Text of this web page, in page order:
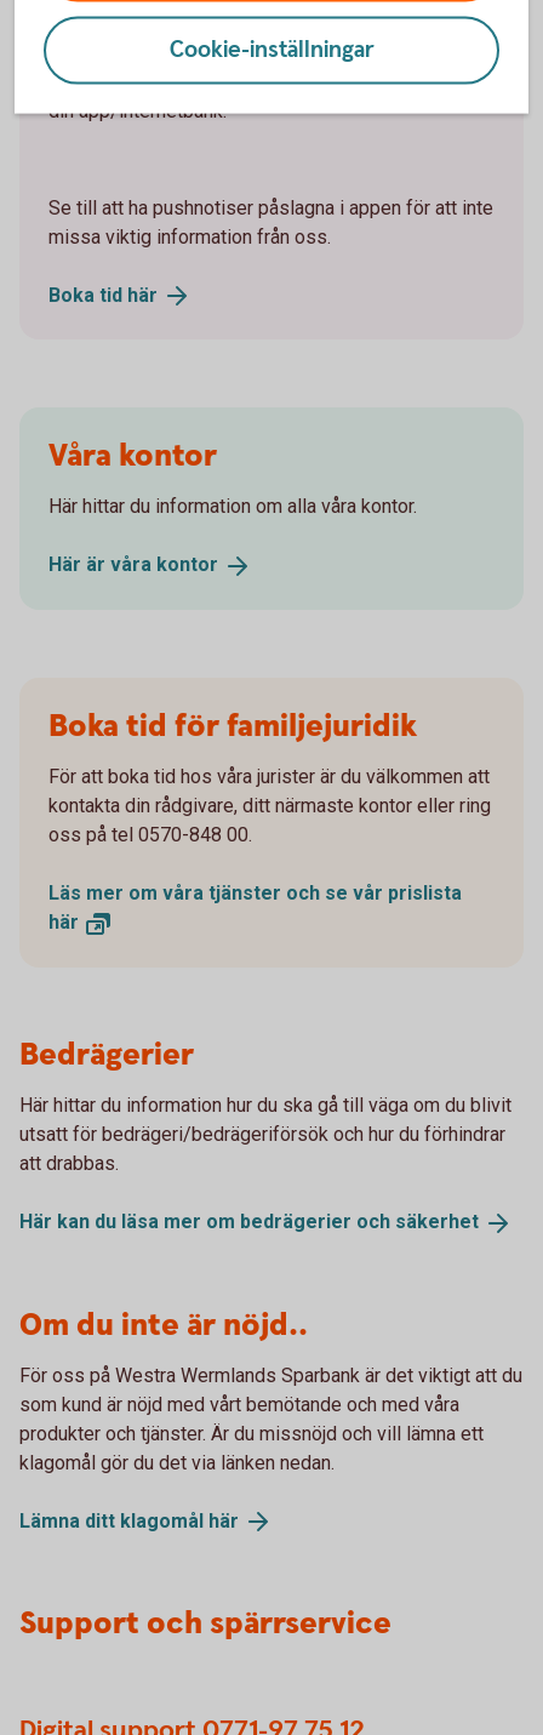
Boka tid
Här kan du enkelt boka tid för möten och rådgivning i
din app/internetbank.
Se till att ha pushnotiser påslagna i appen för att inte
missa viktig information från oss.
Boka tid här
Våra kontor
Här hittar du information om alla våra kontor.
Här är våra kontor
Boka tid för familjejuridik
För att boka tid hos våra jurister är du välkommen att
kontakta din rådgivare, ditt närmaste kontor eller ring
oss på tel 0570-848 00.
Läs mer om våra tjänster och se vår prislista
här
Bedrägerier
Här hittar du information hur du ska gå till väga om du blivit
utsatt för bedrägeri/bedrägeriförsök och hur du förhindrar
att drabbas.
Här kan du läsa mer om bedrägerier och säkerhet
Om du inte är nöjd..
För oss på Westra Wermlands Sparbank är det viktigt att du
som kund är nöjd med vårt bemötande och med våra
produkter och tjänster. Är du missnöjd och vill lämna ett
klagomål gör du det via länken nedan.
Lämna ditt klagomål här
Support och spärrservice
Cookie-inställningar